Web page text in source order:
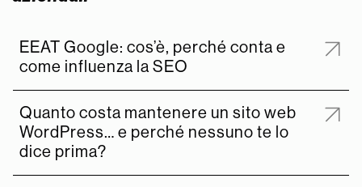
EEAT Google: cos’è, perché conta e
come influenza la SEO
Quanto costa mantenere un sito web
WordPress… e perché nessuno te lo
dice prima?